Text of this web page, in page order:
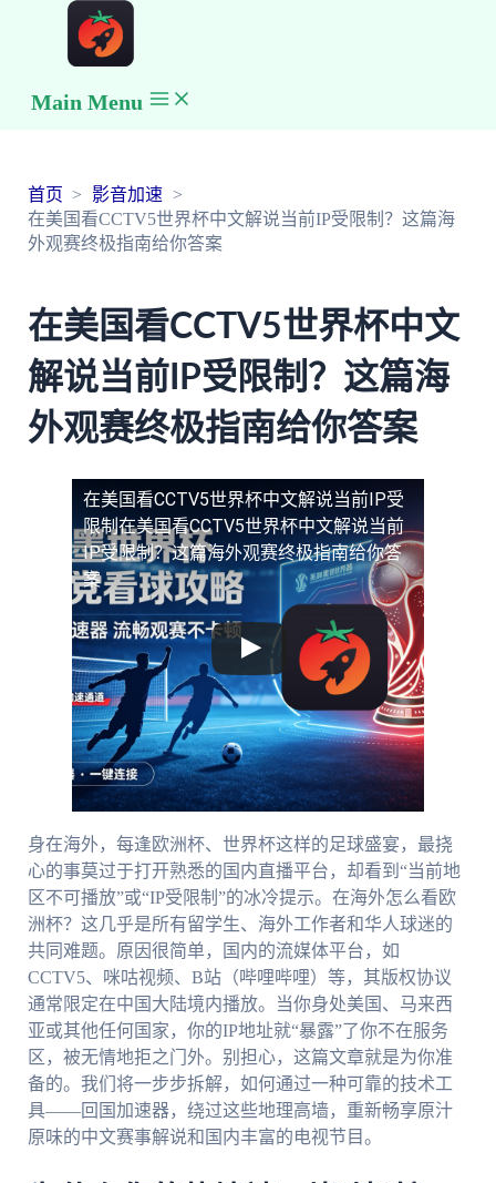
Main Menu
首页
影音加速
在美国看CCTV5世界杯中文解说当前IP受限制？这篇海
外观赛终极指南给你答案
在美国看CCTV5世界杯中文
解说当前IP受限制？这篇海
外观赛终极指南给你答案
在美国看CCTV5世界杯中文解说当前IP受
限制在美国看CCTV5世界杯中文解说当前
IP受限制？这篇海外观赛终极指南给你答
案
身在海外，每逢欧洲杯、世界杯这样的足球盛宴，最挠
心的事莫过于打开熟悉的国内直播平台，却看到“当前地
区不可播放”或“IP受限制”的冰冷提示。在海外怎么看欧
洲杯？这几乎是所有留学生、海外工作者和华人球迷的
共同难题。原因很简单，国内的流媒体平台，如
CCTV5、咪咕视频、B站（哔哩哔哩）等，其版权协议
通常限定在中国大陆境内播放。当你身处美国、马来西
亚或其他任何国家，你的IP地址就“暴露”了你不在服务
区，被无情地拒之门外。别担心，这篇文章就是为你准
备的。我们将一步步拆解，如何通过一种可靠的技术工
具——回国加速器，绕过这些地理高墙，重新畅享原汁
原味的中文赛事解说和国内丰富的电视节目。